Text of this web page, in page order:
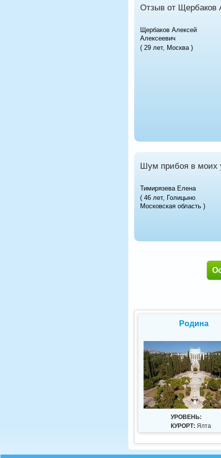
Отзыв от Щербаков
Щербаков Алексей
Алексеевич
( 29 лет, Москва )
Шум прибоя в моих
Тимирязева Елена
( 46 лет, Голицыно
Московская область )
Родина
УРОВЕНЬ:
КУРОРТ: Ялта